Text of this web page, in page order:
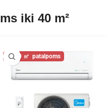
iki 40 m²
40